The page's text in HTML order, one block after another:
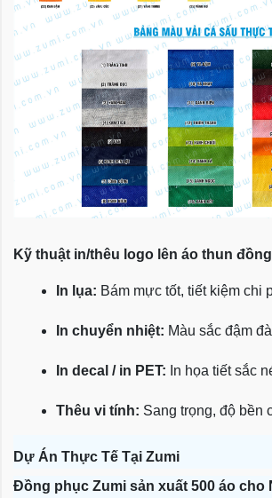
Kỹ thuật in/thêu logo lên áo thun
In lụa: Bám mực tốt, tiết kiệm
In chuyển nhiệt: Màu sắc đậm
In decal / in PET: In họa tiết sắc
Thêu vi tính: Sang trọng, độ bền
Dự Án Thực Tế Tại Zumi
Đồng phục Zumi sản xuất 500 áo cho